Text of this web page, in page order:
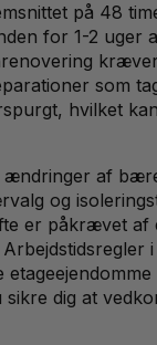
på 48
for 1-2 uger
som
hvilket
af
og
er påkrævet af
dig at